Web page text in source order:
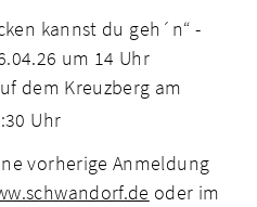
kannst du geh´n“ -
um 14 Uhr
dem Kreuzberg am
Uhr
vorherige Anmeldung
oder im